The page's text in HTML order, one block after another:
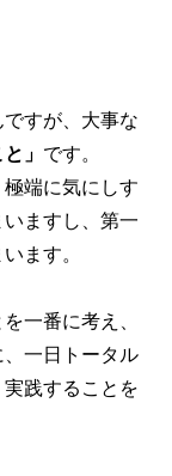
すが、大事な
」 です。
端に気にしす
ますし、第一
ます。
一番に考え、
一日トータル
践することを